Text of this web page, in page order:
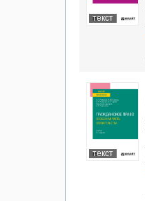
текст
текст